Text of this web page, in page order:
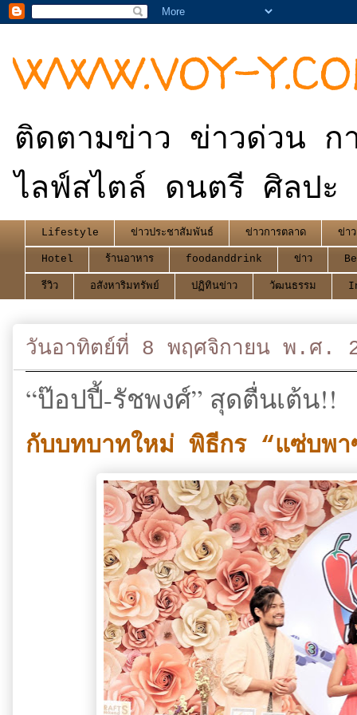
WWW.VOY-
ติดตามข่าว ข่าวด่วน ก
ไลฟ์สไตล์ ดนตรี ศิลปะ
Lifestyle ข่าวประชาสัมพันธ์ ข่าวการตลาด ข่า
Hotel ร้านอาหาร foodanddrink ข่าว
รีวิว อสังหาริมทรัพย์ ปฏิทินข่าว วัฒนธรรม
วันอาทิตย์ที่ 8 พฤศจิกายน พ.ศ.
“ป๊อปปี้-รัชพงศ์” สุดตื่นเต้น!!
กับบทบาทใหม่ พิธีกร “แซ่บพา